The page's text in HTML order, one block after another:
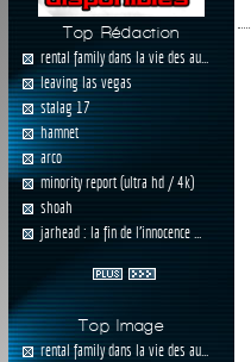
Top Rédaction
rental family dans la vie des au...
leaving las vegas
stalag 17
hamnet
arco
minority report (ultra hd / 4k)
shoah
jarhead : la fin de l'innocence ...
Top Image
rental family dans la vie des au...